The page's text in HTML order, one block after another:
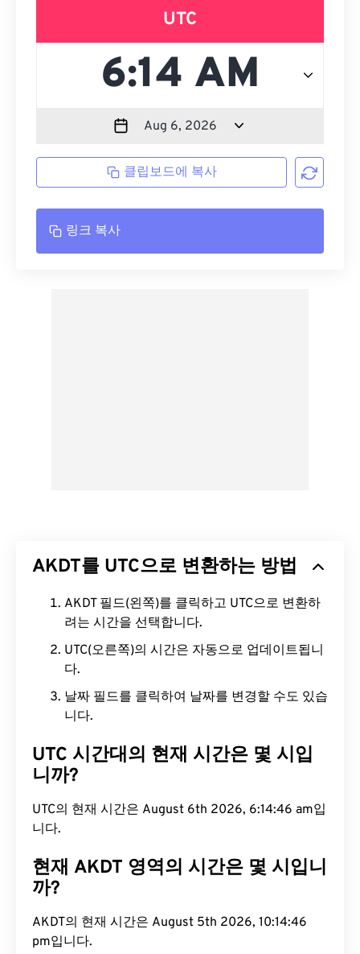
UTC
클립보드에 복사
링크 복사
AKDT를 UTC으로 변환하는 방법
AKDT 필드(왼쪽)를 클릭하고 UTC으로 변환하
려는 시간을 선택합니다.
UTC(오른쪽)의 시간은 자동으로 업데이트됩니
다.
날짜 필드를 클릭하여 날짜를 변경할 수도 있습
니다.
UTC 시간대의 현재 시간은 몇 시입
니까?
UTC의 현재 시간은 August 6th 2026, 6:14:47 am입
니다.
현재 AKDT 영역의 시간은 몇 시입니
까?
AKDT의 현재 시간은 August 5th 2026, 10:14:47 pm
입니다.